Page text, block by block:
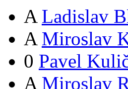
A Ladislav
A Miroslav
0 Pavel
A Miroslav